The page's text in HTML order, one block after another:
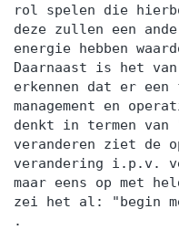
rol spelen die
deze zullen een
energie hebben
Daarnaast is het
erkennen dat er
management en
denkt in termen
veranderen ziet de
verandering i.p.v.
maar eens op met
zei het al: "begin
.